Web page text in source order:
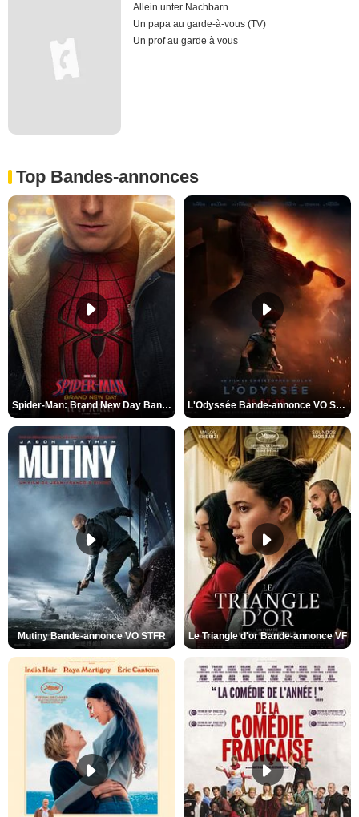
Allein unter Nachbarn
Un papa au garde-à-vous (TV)
Un prof au garde à vous
Top Bandes-annonces
Spider-Man: Brand New Day Bande-annonce VO STFR L'Odyssée Bande-annonce VO STFR
Mutiny Bande-annonce VO STFR Le Triangle d'or Bande-annonce VF